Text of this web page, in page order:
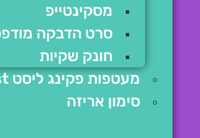
מסקינטייפ
סרט הדבקה מודפס FRAGILE
חונק שקיות
מעטפות פקינג ליסט Packing list
סימון אריזה